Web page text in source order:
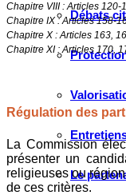
Débats
Le
Chapitre VIII : Articles
Chapitre IX : Articles 158-
Chapitre X : Articles 163,
Chapitre XI : Articles 170,
Régulation des
La Commission
présenter un
religieuses ou
de ces critères.